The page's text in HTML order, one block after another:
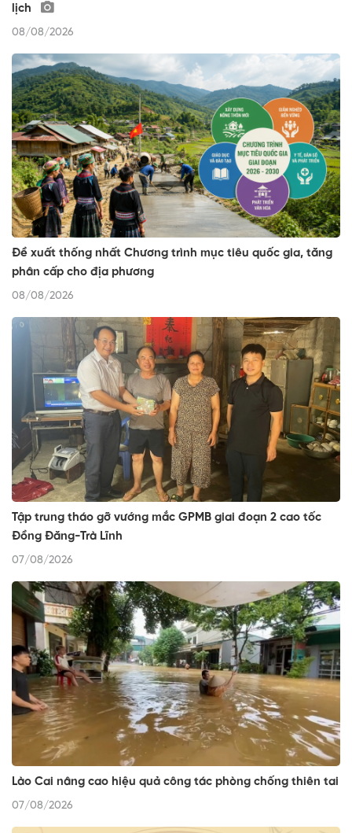
lịch
08/08/2026
Đề xuất thống nhất Chương trình mục tiêu quốc gia, tăng
phân cấp cho địa phương
08/08/2026
Tập trung tháo gỡ vướng mắc GPMB giai đoạn 2 cao tốc
Đồng Đăng-Trà Lĩnh
07/08/2026
Lào Cai nâng cao hiệu quả công tác phòng chống thiên tai
07/08/2026